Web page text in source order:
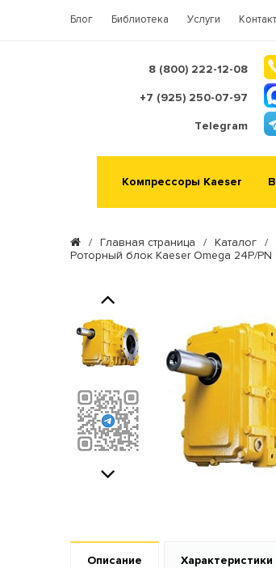
Блог Библиотека Услуги
8 (800) 222-12-08
+7 (925) 250-07-97
Telegram
Компрессоры Kaeser
/ Главная страница / Каталог /
Роторный блок Kaeser Omega 24P/PN
Previous
Описание Характеристики